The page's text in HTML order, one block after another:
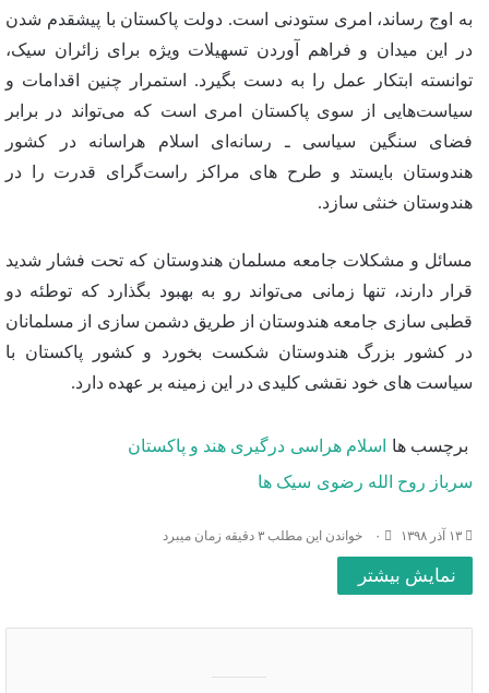
به اوج رساند، امری ستودنی است. دولت پاکستان با پیشقدم شدن
در این میدان و فراهم آوردن تسهیلات ویژه برای زائران سیک،
توانسته ابتکار عمل را به دست بگیرد. استمرار چنین اقدامات و
سیاست‌هایی از سوی پاکستان امری است که می‌تواند در برابر
فضای سنگین سیاسی ـ رسانه‌ای اسلام هراسانه در کشور
هندوستان بایستد و طرح های مراکز راست‌گرای قدرت را در
هندوستان خنثی سازد.
مسائل و مشکلات جامعه مسلمان هندوستان که تحت فشار شدید
قرار دارند، تنها زمانی می‌تواند رو به بهبود بگذارد که توطئه دو
قطبی سازی جامعه هندوستان از طریق دشمن سازی از مسلمانان
در کشور بزرگ هندوستان شکست بخورد و کشور پاکستان با
سیاست های خود نقشی کلیدی در این زمینه بر عهده دارد.
برچسب ها اسلام هراسی درگیری هند و پاکستان
سرباز روح الله رضوی سیک ها
۱۳ آذر ۱۳۹۸ ۰ خواندن این مطلب ۳ دقیقه زمان میبرد
نمایش بیشتر